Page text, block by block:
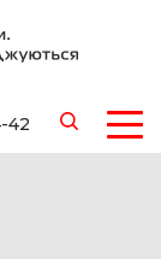
42